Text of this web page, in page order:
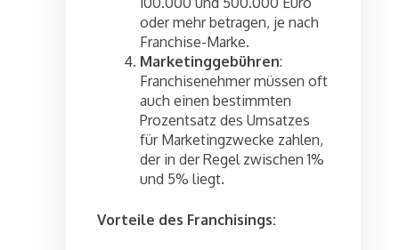
oder mehr betragen, je nach
Franchise-Marke.
Marketinggebühren:
Franchisenehmer müssen oft
auch einen bestimmten
Prozentsatz des Umsatzes
für Marketingzwecke zahlen,
der in der Regel zwischen 1%
und 5% liegt.
Vorteile des Franchisings: